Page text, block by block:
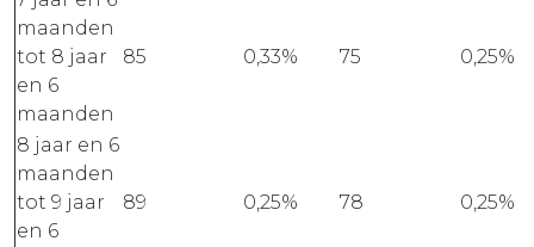
maanden
tot 8 jaar
en 6
maanden
85 0,33% 75 0,25%
8 jaar en 6
maanden
tot 9 jaar
en 6
89 0,25% 78 0,25%